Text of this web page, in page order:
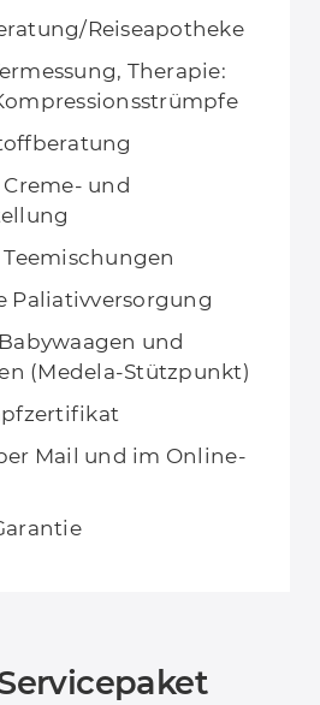
Reiseapotheke
Therapie:
und
Paliativversorgung
und
(Medela-Stützpunkt)
Mail und im Online-